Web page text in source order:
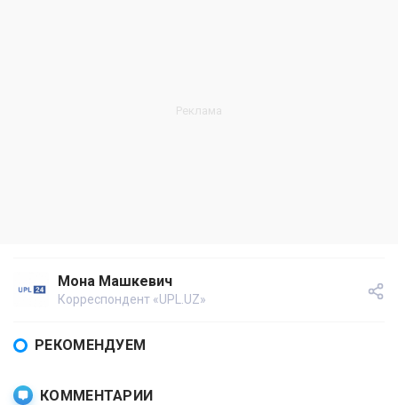
Мона Машкевич
Корреспондент «UPL.UZ»
РЕКОМЕНДУЕМ
КОММЕНТАРИИ